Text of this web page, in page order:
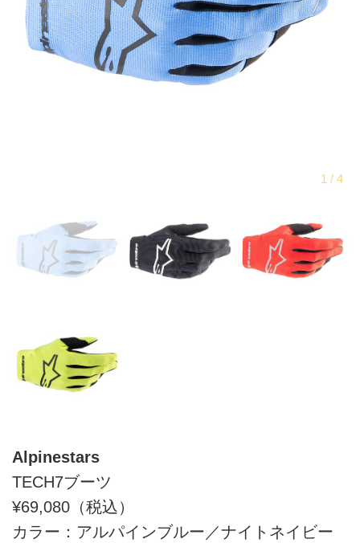
Alpinestars
TECH7ブーツ
¥69,080（税込）
カラー：アルパインブルー／ナイトネイビー